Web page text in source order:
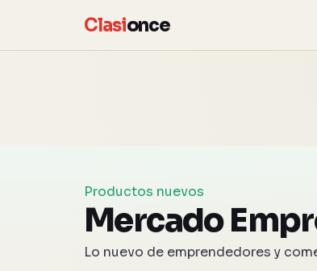
Clasionce
Productos nuevos
Mercado
Lo nuevo de emprendedores y